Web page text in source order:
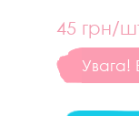
45 грн/
Увага!